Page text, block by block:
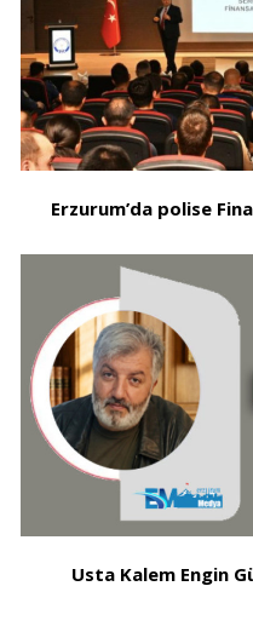
Erzurum’da polise
Usta Kalem Engin